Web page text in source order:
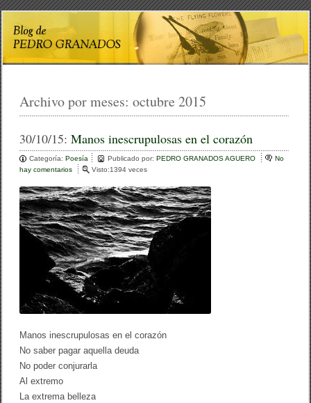
Archivo por meses:octubre 2015
30/10/15:Manos inescrupulosas en el corazón
Categoría:Poesía Publicado por:PEDRO GRANADOS AGUERO
No
hay comentarios
M
a
n
o
s
i
n
e
s
c
u
u
l
s
Visto:1394 veces
Manos inescrupulosas en el corazón
No saber pagar aquella deuda
No poder conjurarla
Al extremo
La extrema belleza